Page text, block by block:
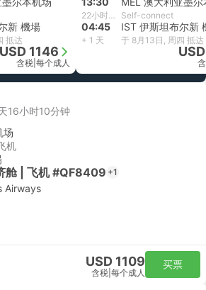
新 機場
抵达
USD 1146
含税 每个成人
22小时15分钟 Self-connect
04:45 IST 伊斯坦布尔新
+ 1 天 于 8月13日, 周四 抵达
16小时10分钟
场
机
舱 | 飞机 #QF8409 +1
Airways
USD 1109
含税 每个成人
买票